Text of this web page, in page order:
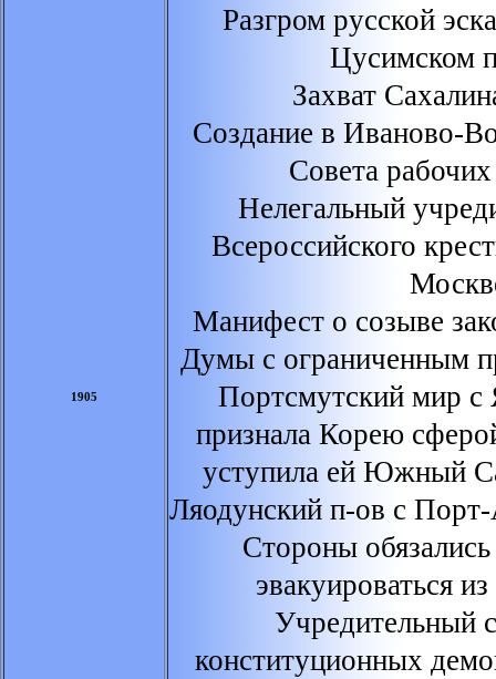
1905
Разгром русской
Цусимском
Захват
Создание в Иваново-
Совета
Нелегальный
Всероссийского
Манифест о созыве
Думы с ограниченным
Портсмутский мир с
признала Корею
уступила ей Южный
Ляодунский п-ов с
Стороны
эвакуироваться
Учредительный
конституционных